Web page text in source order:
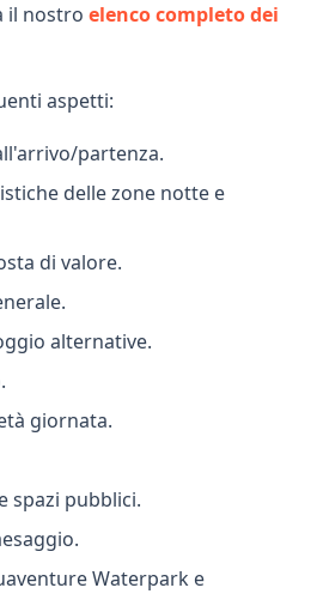
il nostroelenco completo dei
aspetti:
partenza.
delle zone notte e
di valore.
alternative.
giornata.
spazi pubblici.
Waterpark e